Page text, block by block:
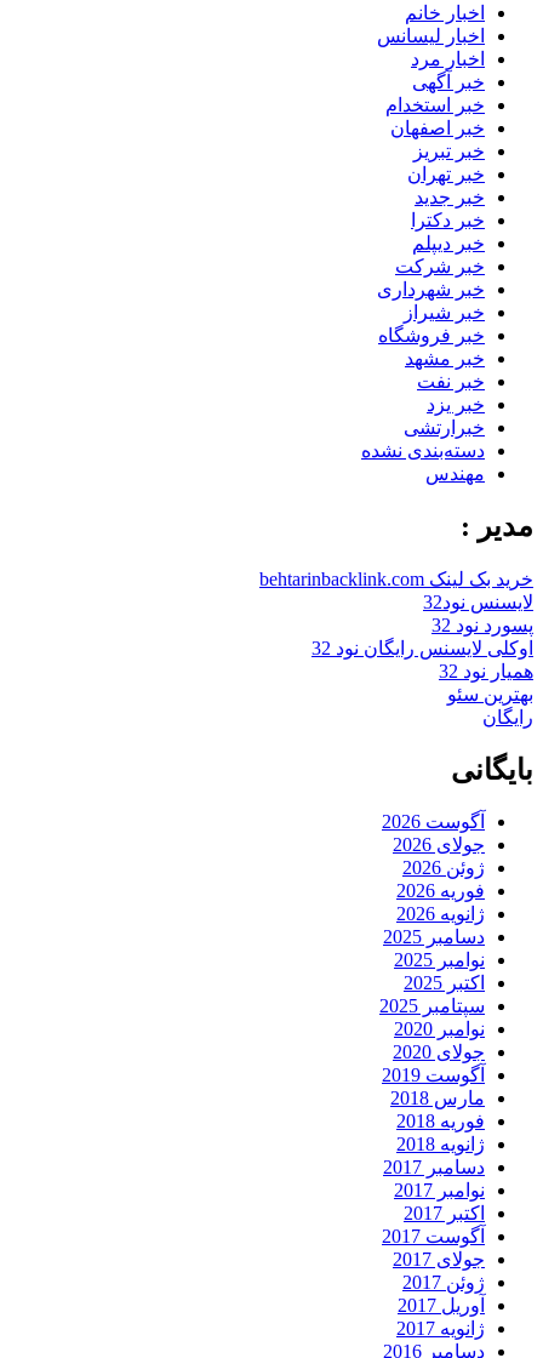
اخبار خانم
اخبار لیسانس
اخبار مرد
خبر آگهی
خبر استخدام
خبر اصفهان
خبر تبریز
خبر تهران
خبر جدید
خبر دکترا
خبر دیپلم
خبر شرکت
خبر شهرداری
خبر شیراز
خبر فروشگاه
خبر مشهد
خبر نفت
خبر یزد
خبرارتشی
دسته‌بندی نشده
مهندس
مدیر :
خرید بک لینک behtarinbacklink.com
لایسنس نود32
پسورد نود 32
اوکلی لایسنس رایگان نود 32
همیار نود 32
بهترین سئو
رایگان
بایگانی
آگوست 2026
جولای 2026
ژوئن 2026
فوریه 2026
ژانویه 2026
دسامبر 2025
نوامبر 2025
اکتبر 2025
سپتامبر 2025
نوامبر 2020
جولای 2020
آگوست 2019
مارس 2018
فوریه 2018
ژانویه 2018
دسامبر 2017
نوامبر 2017
اکتبر 2017
آگوست 2017
جولای 2017
ژوئن 2017
آوریل 2017
ژانویه 2017
دسامبر 2016